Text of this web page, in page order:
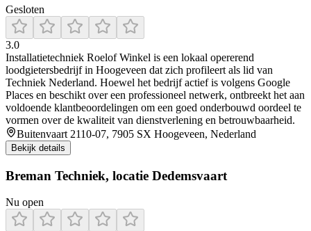
Gesloten
3.0
Installatietechniek Roelof Winkel is een lokaal opererend
loodgietersbedrijf in Hoogeveen dat zich profileert als lid van
Techniek Nederland. Hoewel het bedrijf actief is volgens Google
Places en beschikt over een professioneel netwerk, ontbreekt het aan
voldoende klantbeoordelingen om een goed onderbouwd oordeel te
vormen over de kwaliteit van dienstverlening en betrouwbaarheid.
Buitenvaart 2110-07, 7905 SX Hoogeveen, Nederland
Bekijk details
Breman Techniek, locatie Dedemsvaart
Nu open